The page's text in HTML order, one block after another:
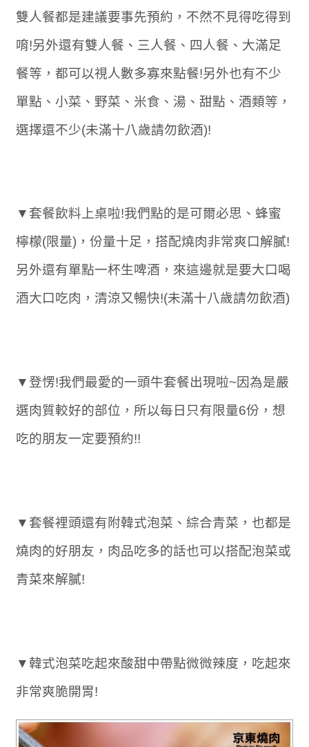
雙人餐都是建議要事先預約，不然不見得吃得到
唷!另外還有雙人餐、三人餐、四人餐、大滿足
餐等，都可以視人數多寡來點餐!另外也有不少
單點、小菜、野菜、米食、湯、甜點、酒類等，
選擇還不少(未滿十八歲請勿飲酒)!
▼套餐飲料上桌啦!我們點的是可爾必思、蜂蜜
檸檬(限量)，份量十足，搭配燒肉非常爽口解膩!
另外還有單點一杯生啤酒，來這邊就是要大口喝
酒大口吃肉，清涼又暢快!(未滿十八歲請勿飲酒)
▼登愣!我們最愛的一頭牛套餐出現啦~因為是嚴
選肉質較好的部位，所以每日只有限量6份，想
吃的朋友一定要預約!!
▼套餐裡頭還有附韓式泡菜、綜合青菜，也都是
燒肉的好朋友，肉品吃多的話也可以搭配泡菜或
青菜來解膩!
▼韓式泡菜吃起來酸甜中帶點微微辣度，吃起來
非常爽脆開胃!